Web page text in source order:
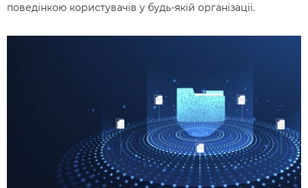
поведінкою користувачів у будь-якій організації.